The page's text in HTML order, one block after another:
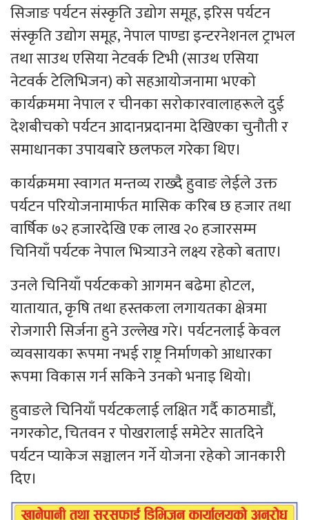
सिजाङ पर्यटन संस्कृति उद्योग समूह, इरिस पर्यटन
संस्कृति उद्योग समूह, नेपाल पाण्डा इन्टरनेशनल ट्राभल
तथा साउथ एसिया नेटवर्क टिभी (साउथ एसिया
नेटवर्क टेलिभिजन) को सहआयोजनामा भएको
कार्यक्रममा नेपाल र चीनका सरोकारवालाहरूले दुई
देशबीचको पर्यटन आदानप्रदानमा देखिएका चुनौती र
समाधानका उपायबारे छलफल गरेका थिए।
कार्यक्रममा स्वागत मन्तव्य राख्दै हुवाङ लेईले उक्त
पर्यटन परियोजनामार्फत मासिक करिब छ हजार तथा
वार्षिक ७२ हजारदेखि एक लाख २० हजारसम्म
चिनियाँ पर्यटक नेपाल भित्र्याउने लक्ष्य रहेको बताए।
उनले चिनियाँ पर्यटकको आगमन बढेमा होटल,
यातायात, कृषि तथा हस्तकला लगायतका क्षेत्रमा
रोजगारी सिर्जना हुने उल्लेख गरे। पर्यटनलाई केवल
व्यवसायका रूपमा नभई राष्ट्र निर्माणको आधारका
रूपमा विकास गर्न सकिने उनको भनाइ थियो।
हुवाङले चिनियाँ पर्यटकलाई लक्षित गर्दै काठमाडौं,
नगरकोट, चितवन र पोखरालाई समेटेर सातदिने
पर्यटन प्याकेज सञ्चालन गर्ने योजना रहेको जानकारी
दिए।